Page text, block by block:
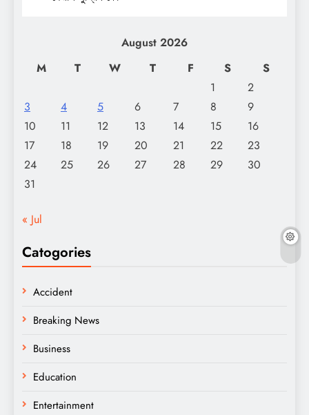
August 2026
M
T W T F S
S
1
2
3
4 5 6 7 8
9
10
11 12 13 14 15
16
17
18 19 20 21 22
23
24
25 26 27 28 29
30
31
« Jul
Catogories
Accident
Breaking News
Business
Education
Entertainment